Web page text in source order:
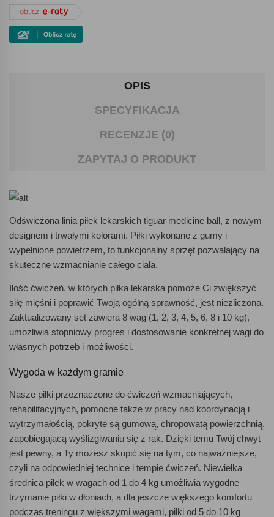
OPIS
SPECYFIKACJA
RECENZJE (0)
ZAPYTAJ O PRODUKT
Odświeżona linia piłek lekarskich tiguar medicine ball, z nowym
designem i trwałymi kolorami. Piłki wykonane z gumy i
wypełnione powietrzem, to funkcjonalny sprzęt pozwalający na
skuteczne wzmacnianie całego ciała.
Ilość ćwiczeń, w których piłka lekarska pomoże Ci zwiększyć
siłę mięśni i poprawić Twoją ogólną sprawność, jest niezliczona.
Zaktualizowany set zawiera 8 wag (1, 2, 3, 4, 5, 6, 8 i 10 kg),
umożliwia stopniowy progres i dostosowanie konkretnej wagi do
własnych potrzeb i możliwości.
Wygoda w każdym gramie
Nasze piłki przeznaczone do ćwiczeń wzmacniających,
rehabilitacyjnych, pomocne także w pracy nad koordynacją i
wytrzymałością, pokryte są gumową, chropowatą powierzchnią,
zapobiegającą wyślizgiwaniu się z rąk. Dzięki temu Twój chwyt
jest pewny, a Ty możesz skupić się na tym, co najważniejsze,
czyli na odpowiedniej technice i tempie ćwiczeń. Niewielka
średnica piłek w wagach od 1 do 4 kg umożliwia wygodne
trzymanie piłki w dłoniach, a dla jeszcze większego komfortu
podczas treningu z większymi wagami, piłki od 5 do 10 kg